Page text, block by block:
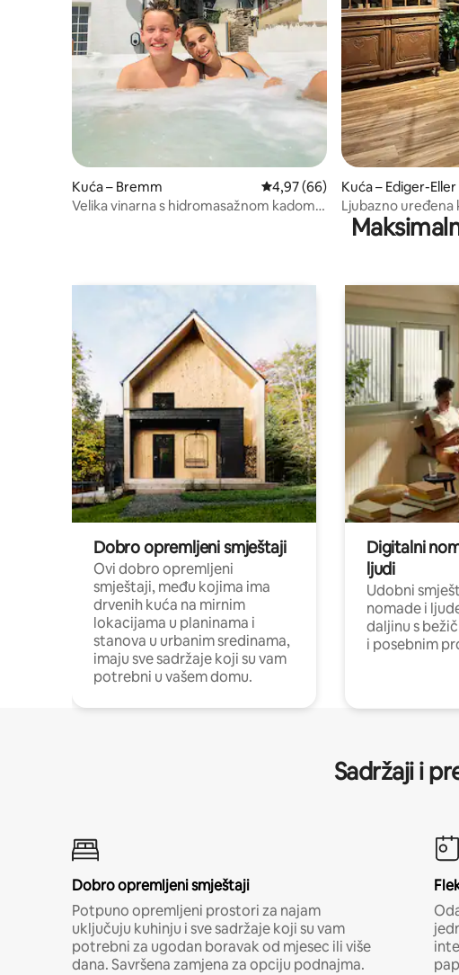
Kuća – Bremm Prosječna ocjena: 4,97/5,
4,97 (66)
Velika vinarna s hidromasažnom kadom,
Kuća – Ediger-Eller
Ljubazno uređena
Eller
Dobro opremljeni smještaji
Ovi dobro opremljeni
smještaji, među kojima ima
drvenih kuća na mirnim
lokacijama u planinama i
stanova u urbanim sredinama,
imaju sve sadržaje koji su vam
potrebni u vašem domu.
Digitalni
ljudi
Udobni
nomade i
daljinu s
i posebnim
Sadržaji i
Dobro opremljeni smještaji
Potpuno opremljeni prostori za najam
uključuju kuhinju i sve sadržaje koji su vam
potrebni za ugodan boravak od mjesec ili više
dana. Savršena zamjena za opciju podnajma.